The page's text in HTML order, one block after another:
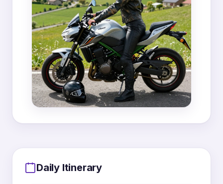
MapLibre|OpenFreeMap © OpenMapTilesData fromOpenStreetMap
Daily Itinerary